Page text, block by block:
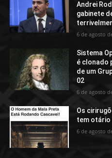
Andrei
gabinete
6 de agosto
Sistema
é clonado
de um
02
6 de agosto
Os
tem otário
6 de agosto